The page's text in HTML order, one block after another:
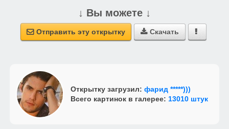
↓ Вы можете ↓
 Отправить эту открытку  Скачать 
Открытку загрузил: фарид *****)))
Всего картинок в галерее: 13010 штук